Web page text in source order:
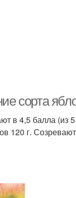
сорта
в 4,5 балла (из
120 г.